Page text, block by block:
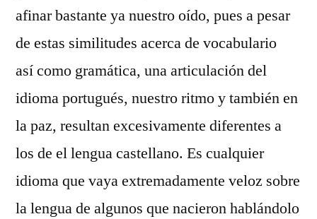
afinar bastante ya nuestro oído, pues a pesar
de estas similitudes acerca de vocabulario
así­ como gramática, una articulación del
idioma portugués, nuestro ritmo y también en
la paz, resultan excesivamente diferentes a
los de el lengua castellano. Es cualquier
idioma que vaya extremadamente veloz sobre
la lengua de algunos que nacieron hablándolo